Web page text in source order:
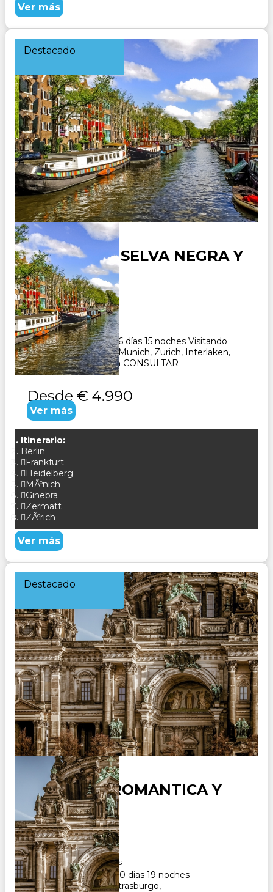
Ver más
Destacado
ALEMANIA - SELVA NEGRA Y
SUIZA
Duración:
16Días15Noches
Paquete Turistico de 16 días 15 noches Visitando
Frankfurt, Heidelberg, Munich, Zurich, Interlaken,
Ginebra, Zermat, Zuich CONSULTAR
Desde € 4.990
Ver más
Itinerario:
Berlin
Frankfurt
Heidelberg
MÃºnich
Ginebra
Zermatt
ZÃºrich
Ver más
Destacado
ALEMANIA ROMANTICA Y
BALCANES
Duración:
20Días19Noches
Paquete Turistico de 20 dias 19 noches
Visitando Frankfurt, Estrasburgo,